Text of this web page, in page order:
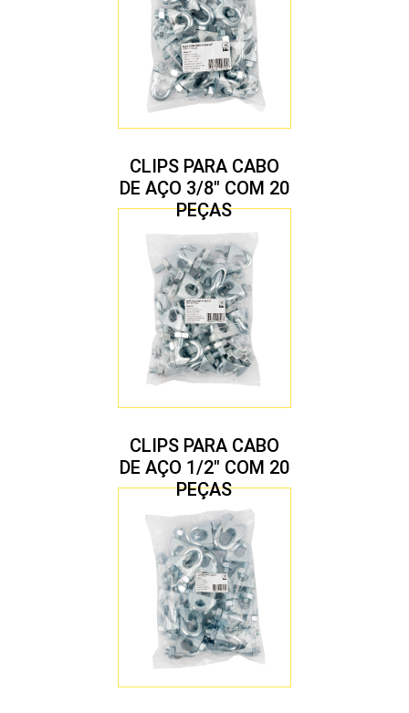
CLIPS PARA CABO
DE AÇO 3/8″ COM 20
PEÇAS
CLIPS PARA CABO
DE AÇO 1/2″ COM 20
PEÇAS